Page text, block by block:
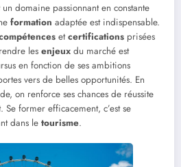
un domaine passionnant en constante
formation adaptée est indispensable.
etcertifications prisées
les enjeux du marché est
en fonction de ses ambitions
vers de belles opportunités. En
on renforce ses chances de réussite
former efficacement, c’est se
dans le tourisme.